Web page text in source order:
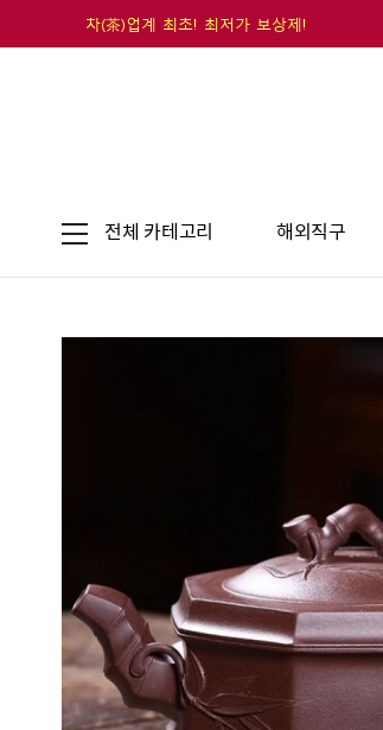
차(茶)업계 최초! 최저가 보상제!
전체 카테고리 해외직구